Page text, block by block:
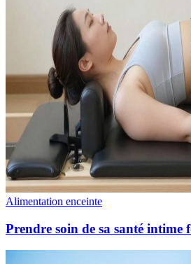
Alimentation enceinte
Prendre soin de sa santé intime